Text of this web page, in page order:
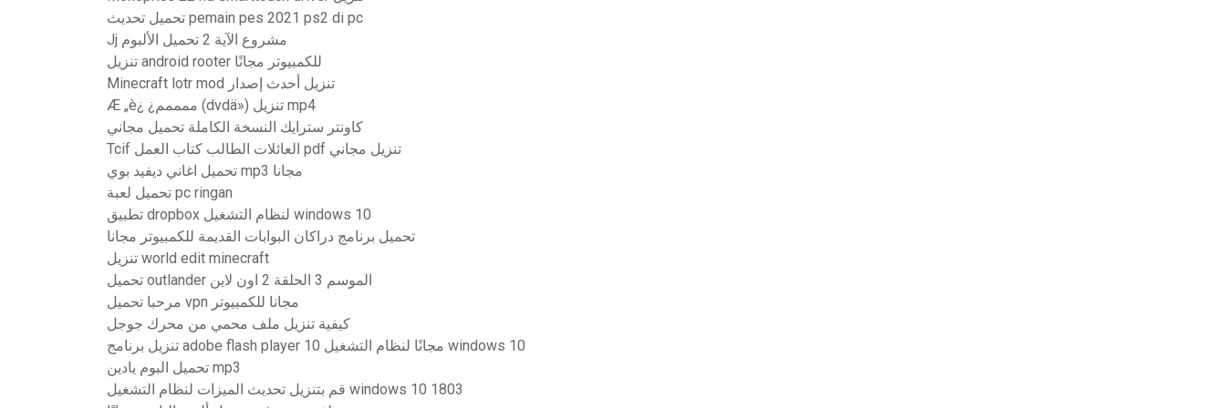
تحميل تحديث pemain pes 2021 ps2 di pc
Jj مشروع الآية 2 تحميل الألبوم
تنزيل android rooter للكمبيوتر مجانًا
Minecraft lotr mod تنزيل أحدث إصدار
Æ „è¿ ¿ممممم (dvdä») تنزيل mp4
كاونتر سترايك النسخة الكاملة تحميل مجاني
Tcif العائلات الطالب كتاب العمل pdf تنزيل مجاني
تحميل اغاني ديفيد بوي mp3 مجانا
تحميل لعبة pc ringan
تطبيق dropbox لنظام التشغيل windows 10
تحميل برنامج دراكان البوابات القديمة للكمبيوتر مجانا
تنزيل world edit minecraft
تحميل outlander الموسم 3 الحلقة 2 اون لاين
مرحبا تحميل vpn مجانا للكمبيوتر
كيفية تنزيل ملف محمي من محرك جوجل
تنزيل برنامج adobe flash player 10 مجانًا لنظام التشغيل windows 10
تحميل البوم يادين mp3
قم بتنزيل تحديث الميزات لنظام التشغيل windows 10 1803